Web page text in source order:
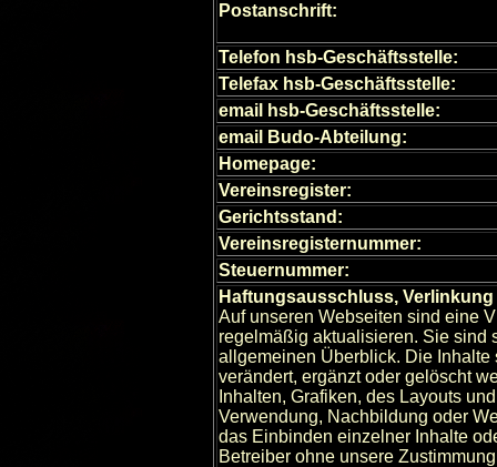
Postanschrift:
Telefon hsb-Geschäftsstelle:
Telefax hsb-Geschäftsstelle:
email hsb-Geschäftsstelle:
email Budo-Abteilung:
Homepage:
Vereinsregister:
Gerichtsstand:
Vereinsregisternummer:
Steuernummer:
Haftungsausschluss,
Auf unseren Webseiten sind eine
regelmäßig aktualisieren. Sie sind
allgemeinen Überblick. Die
verändert, ergänzt oder gelöscht
Inhalten, Grafiken, des Layouts
Verwendung, Nachbildung oder
das Einbinden einzelner Inhalte
Betreiber ohne unsere